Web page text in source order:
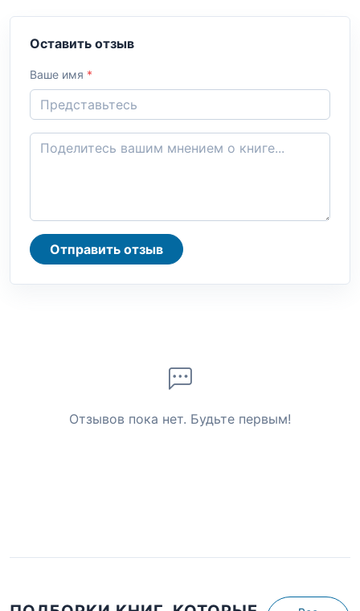
Оставить отзыв
Ваше имя *
Отправить отзыв
Отзывов пока нет. Будьте первым!